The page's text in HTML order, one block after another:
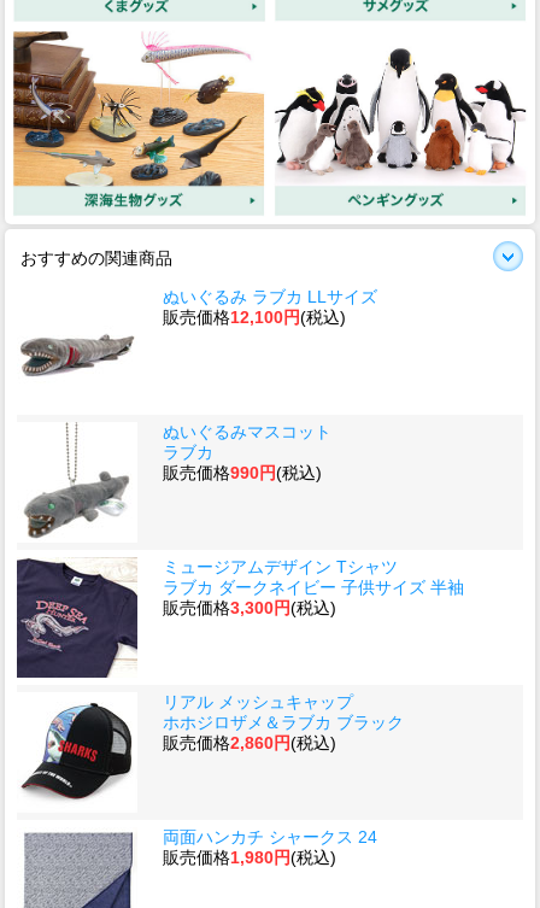
おすすめの関連商品
ぬいぐるみ ラブカ LLサイズ
販売価格12,100円(税込)
ぬいぐるみマスコット
ラブカ
販売価格990円(税込)
ミュージアムデザイン Tシャツ
ラブカ ダークネイビー 子供サイズ 半袖
販売価格3,300円(税込)
リアル メッシュキャップ
ホホジロザメ＆ラブカ ブラック
販売価格2,860円(税込)
両面ハンカチ シャークス 24
販売価格1,980円(税込)